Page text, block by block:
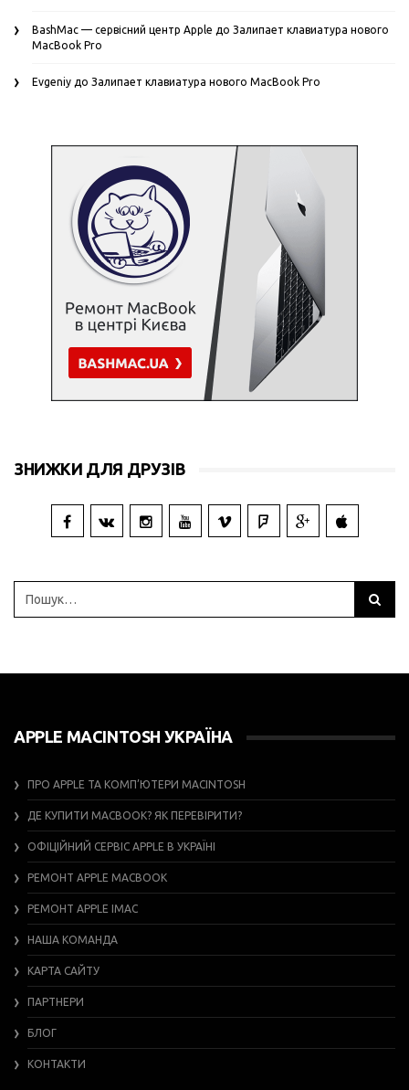
BashMac — сервісний центр Apple до Залипает клавиатура нового
MacBook Pro
Evgeniy до Залипает клавиатура нового MacBook Pro
ЗНИЖКИ ДЛЯ ДРУЗІВ
APPLE MACINTOSH УКРАЇНА
ПРО APPLE ТА КОМП’ЮТЕРИ MACINTOSH
ДЕ КУПИТИ MACBOOK? ЯК ПЕРЕВІРИТИ?
ОФІЦІЙНИЙ СЕРВІС APPLE В УКРАЇНІ
РЕМОНТ APPLE MACBOOK
РЕМОНТ APPLE IMAC
НАША КОМАНДА
КАРТА САЙТУ
ПАРТНЕРИ
БЛОГ
КОНТАКТИ